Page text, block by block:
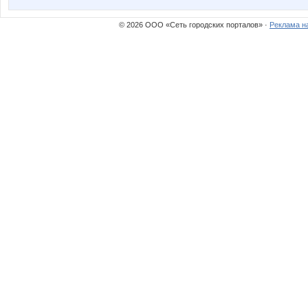
© 2026 ООО «Сеть городских порталов» · Реклама